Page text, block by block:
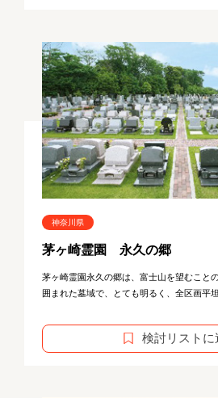
神奈川県
茅ヶ崎霊園 永久の郷
茅ヶ崎霊園永久の郷は、富士山を望むこと
囲まれた墓域で、とても明るく、全区画平
検討リストに